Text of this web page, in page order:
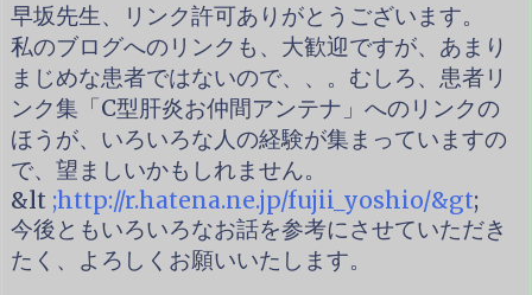
早坂先生、リンク許可ありがとうございます。
私のブログへのリンクも、大歓迎ですが、あまり
まじめな患者ではないので、、。むしろ、患者リ
ンク集「C型肝炎お仲間アンテナ」へのリンクの
ほうが、いろいろな人の経験が集まっていますの
で、望ましいかもしれません。
&lt ;http://r.hatena.ne.jp/fujii_yoshio/&gt;
今後ともいろいろなお話を参考にさせていただき
たく、よろしくお願いいたします。